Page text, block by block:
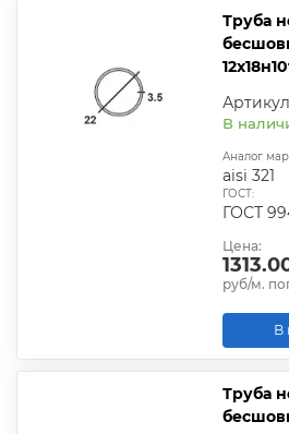
Труба
В
aisi 321
ГОСТ:
Цена:
руб/м.
В
Труба